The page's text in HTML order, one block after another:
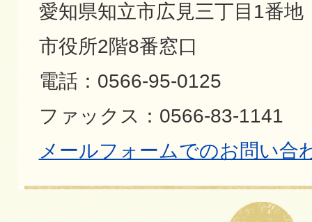
愛知県知立市広見三丁目1番地
市役所2階8番窓口
電話：0566-95-0125
ファックス：0566-83-1141
メールフォームでのお問い合